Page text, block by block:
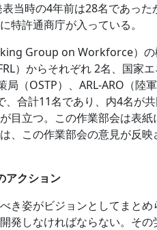
当時の4年前は28名であっ
特許通商庁が入っている。
Group on Workforce）の
）からそれぞれ 2名、国家
局（OSTP）、ARL-ARO（
、合計11名であり、内4名が
目立つ。この作業部会は表
、この作業部会の意見が反映
アクション
き姿がビジョンとしてまと
発しなければならない。そ